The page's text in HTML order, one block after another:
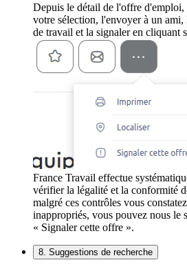
Depuis le détail de l'offre d'emploi,
votre sélection, l'envoyer à un
de travail et la signaler en cliquant
France Travail effectue
vérifier la légalité et la conformité
malgré ces contrôles vous
inappropriés, vous pouvez nous le
« Signaler cette offre ».
8. Suggestions de recherche